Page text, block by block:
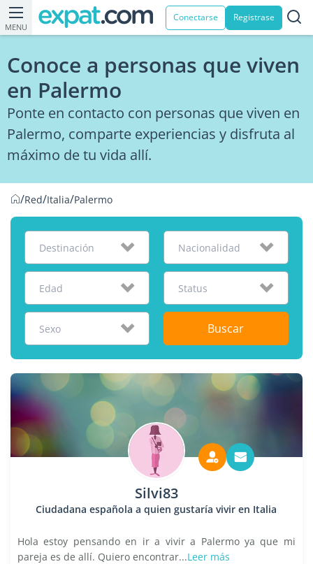
MENU
Conectarse Registrase
Conoce a personas que viven
en Palermo
Ponte en contacto con personas que viven en
Palermo, comparte experiencias y disfruta al
máximo de tu vida allí.
/Red/Italia/Palermo
Destinación Nacionalidad
Edad Status
Sexo Buscar
Silvi83
Ciudadana española a quien gustaría vivir en Italia
Hola estoy pensando en ir a vivir a Palermo ya que mi
pareja es de allí. Quiero encontrar...Leer más